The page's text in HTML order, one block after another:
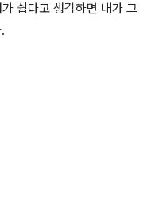
쉽다고 생각하면 내가 그